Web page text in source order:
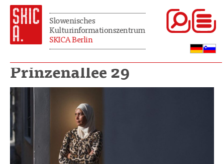
Slowenisches
Kulturinformationszentrum
SKICA Berlin
Prinzenallee 29